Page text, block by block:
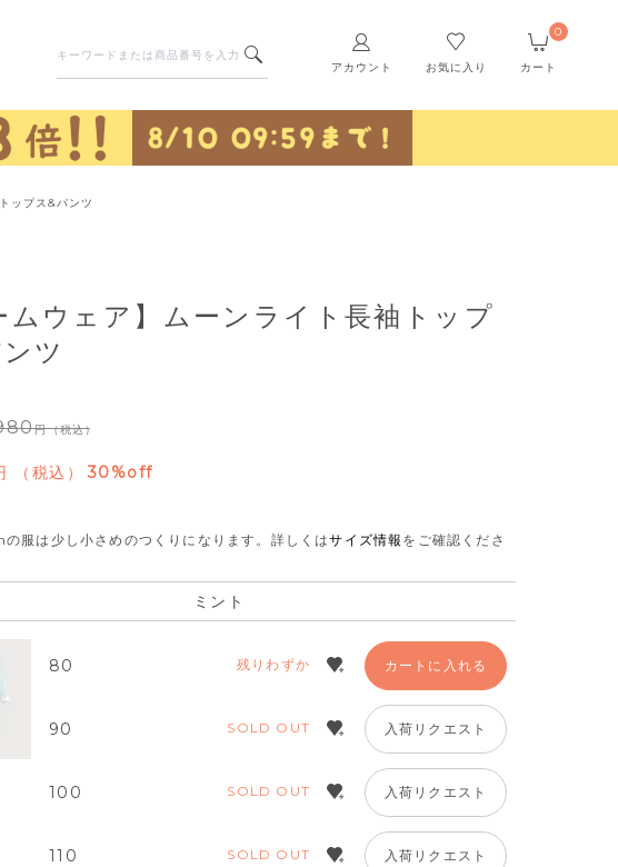
アカウント お気に入り カート
0
ップス&パンツ
ムウェア】ムーンライト長袖トップ
ツ
（税込）
税込 30%off
服は少し小さめのつくりになります。 詳しくはサイズ情報 をご確認くださ
ミント
80 残りわずか カートに入れる
90 SOLD OUT 入荷リクエスト
100 SOLD OUT 入荷リクエスト
110 SOLD OUT 入荷リクエスト